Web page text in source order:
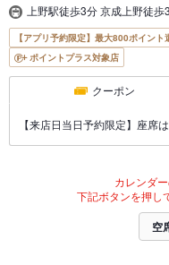
上野駅徒歩3分 京成上野徒
【アプリ予約限定】最大800ポイント
ポイントプラス対象店
クーポン
【来店日当日予約限定】座
カレンダ
下記ボタンを押し
空